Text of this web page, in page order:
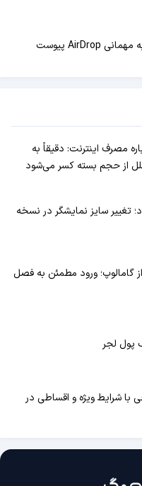
مصرف اینترنت: دقیقاً به
از حجم بسته کسر می‌شود
تغییر سایز نمایشگر در نسخه
خرید اکانت قانونی FC 27 از گامالوپ؛ ورود مطمئن به فصل
پول لجر
با شرایط ویژه و اقساطی در